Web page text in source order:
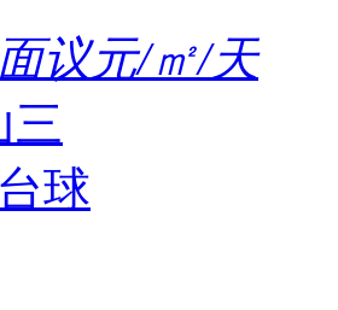
面议元/㎡/天